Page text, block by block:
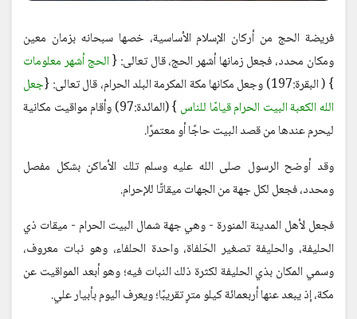
فريضة الحج من أركان الإسلام الأساسية، خصها سبحانه بزمان معين
ومكان محدد، فجعل زمانها أشهر الحج، قال تعالى: {الحج أشهر معلومات
} ( البقرة:197) وجعل مكانها مكة المكرمة البلد الحرام، قال تعالى: {
جعل
الله الكعبة البيت الحرام قيامًا للناس
} (المائدة:97) وأقام مواقيت مكانية
ليحرم عندها من قصد البيت حاجًا أو معتمرًا.
وقد أوضح الرسول صلى الله عليه وسلم تلك الأماكن بشكل مفصل
ومحدد، فجعل لكل جهة من الجهات ميقاتًا للإحرام.
فجعل لأهل المدينة المنورة - وهي جهة شمال البيت الحرام - ميقات ذي
الحليفة، والحليفة تصغير الحَلفاة، واحدة الحلفاء، وهو نبات معروف،
وسمي المكان بذي الحليفة لكثرة ذلك النبات فيه؛ وهو أبعد المواقيت عن
مكة، إذ يبعد عنها أربعمائة كيلو مترٍ تقريبًا؛ ويعرف اليوم بأبيار علي.